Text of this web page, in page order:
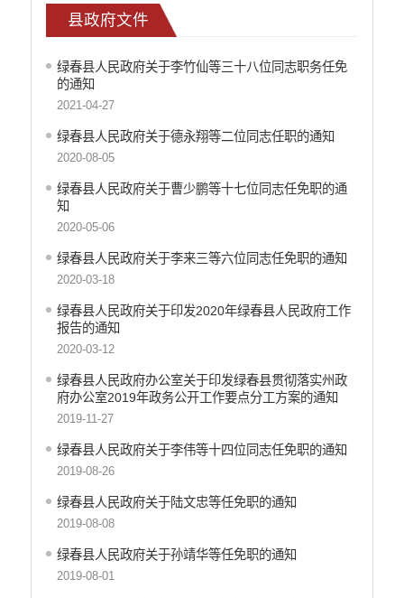
行政事业性收费
重大决策听证事项
重大决策预公开
减税降费
涉农补贴
乡村振兴
社会救助
养老服务
食品药品监督
义务教育
医疗卫生
统计信息
县政府文件
绿春县人民政府关于李竹仙等三十八位同志职务任免
的通知
2021-04-27
绿春县人民政府关于德永翔等二位同志任职的通知
2020-08-05
绿春县人民政府关于曹少鹏等十七位同志任免职的通
知
2020-05-06
绿春县人民政府关于李来三等六位同志任免职的通知
2020-03-18
绿春县人民政府关于印发2020年绿春县人民政府工作
报告的通知
2020-03-12
绿春县人民政府办公室关于印发绿春县贯彻落实州政
府办公室2019年政务公开工作要点分工方案的通知
2019-11-27
绿春县人民政府关于李伟等十四位同志任免职的通知
2019-08-26
绿春县人民政府关于陆文忠等任免职的通知
2019-08-08
绿春县人民政府关于孙靖华等任免职的通知
2019-08-01